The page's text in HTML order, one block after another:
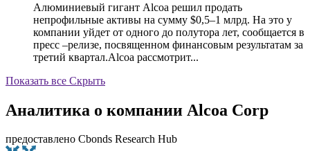
Алюминиевый гигант Alcoa решил продать
непрофильные активы на сумму $0,5–1 млрд. На это у
компании уйдет от одного до полутора лет, сообщается в
пресс –релизе, посвященном финансовым результатам за
третий квартал.Alcoa рассмотрит...
Показать все Скрыть
Аналитика о компании Alcoa Corp
предоставлено Cbonds Research Hub